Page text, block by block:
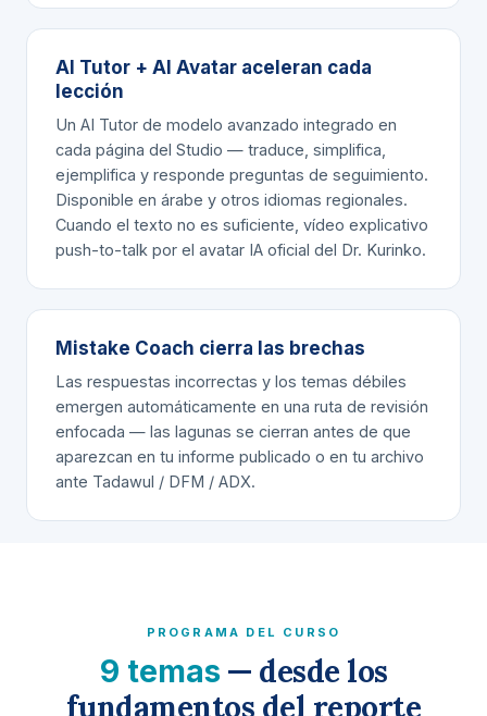
AI Tutor + AI Avatar aceleran cada
lección
Un AI Tutor de modelo avanzado integrado en
cada página del Studio — traduce, simplifica,
ejemplifica y responde preguntas de seguimiento.
Disponible en árabe y otros idiomas regionales.
Cuando el texto no es suficiente, vídeo explicativo
push-to-talk por el avatar IA oficial del Dr. Kurinko.
Mistake Coach cierra las brechas
Las respuestas incorrectas y los temas débiles
emergen automáticamente en una ruta de revisión
enfocada — las lagunas se cierran antes de que
aparezcan en tu informe publicado o en tu archivo
ante Tadawul / DFM / ADX.
PROGRAMA DEL CURSO
9 temas— desde los
fundamentos del reporte